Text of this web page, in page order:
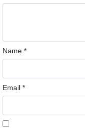
Name *
Email *